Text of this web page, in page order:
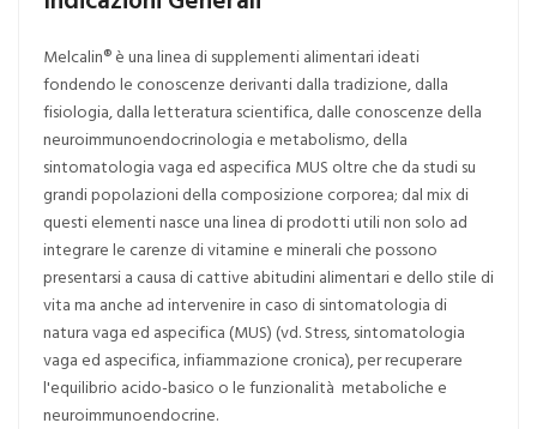
Melcalin® è una linea di supplementi alimentari ideati
fondendo le conoscenze derivanti dalla tradizione, dalla
fisiologia, dalla letteratura scientifica, dalle conoscenze della
neuroimmunoendocrinologia e metabolismo, della
sintomatologia vaga ed aspecifica MUS oltre che da studi su
grandi popolazioni della composizione corporea; dal mix di
questi elementi nasce una linea di prodotti utili non solo ad
integrare le carenze di vitamine e minerali che possono
presentarsi a causa di cattive abitudini alimentari e dello stile di
vita ma anche ad intervenire in caso di sintomatologia di
natura vaga ed aspecifica (MUS) (vd. Stress, sintomatologia
vaga ed aspecifica, infiammazione cronica), per recuperare
l'equilibrio acido-basico o le funzionalità metaboliche e
neuroimmunoendocrine.